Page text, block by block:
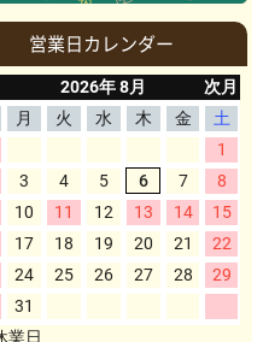
営業日カレンダー